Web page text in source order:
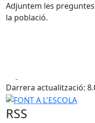
Adjuntem les
la població.
Darrera actualització:
FONT A L'ESCOLA
RSS